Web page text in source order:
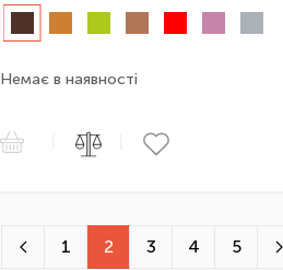
Немає в наявності
1 2 3 4 5